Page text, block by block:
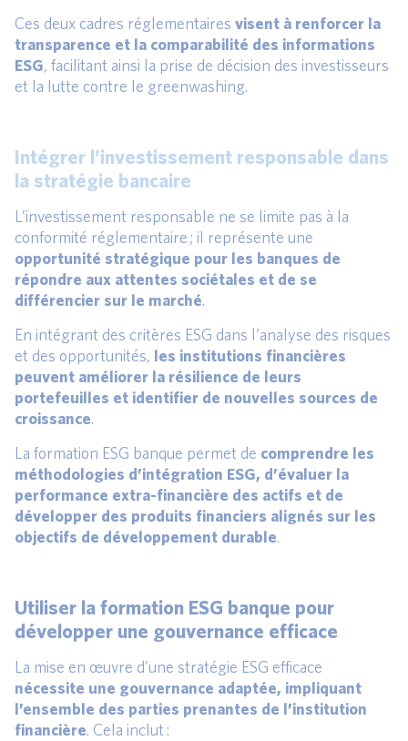
Ces deux cadres réglementaires visent à renforcer la
transparence et la comparabilité des informations
ESG, facilitant ainsi la prise de décision des investisseurs
et la lutte contre le greenwashing.
Intégrer l’investissement responsable dans
la stratégie bancaire
L’investissement responsable ne se limite pas à la
conformité réglementaire ; il représente une
opportunité stratégique pour les banques de
répondre aux attentes sociétales et de se
différencier sur le marché.
En intégrant des critères ESG dans l’analyse des risques
et des opportunités, les institutions financières
peuvent améliorer la résilience de leurs
portefeuilles et identifier de nouvelles sources de
croissance.
La formation ESG banque permet de comprendre les
méthodologies d’intégration ESG, d’évaluer la
performance extra-financière des actifs et de
développer des produits financiers alignés sur les
objectifs de développement durable.
Utiliser la formation ESG banque pour
développer une gouvernance efficace
La mise en œuvre d’une stratégie ESG efficace
nécessite une gouvernance adaptée, impliquant
l’ensemble des parties prenantes de l’institution
financière. Cela inclut :